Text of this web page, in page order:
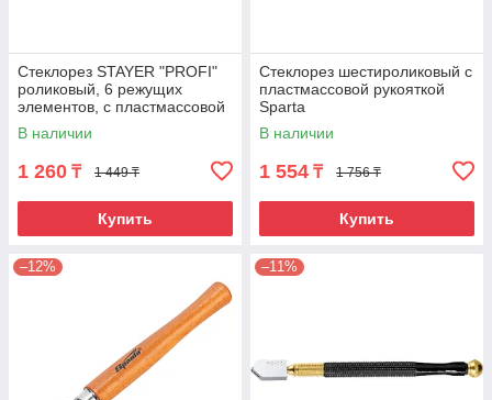
Стеклорез STAYER "PROFI"
роликовый, 6 режущих
элементов, с пластмассовой
ручкой
В наличии
1 260 ₸ 1 449 ₸
Купить
Стеклорез шестироликовый с
пластмассовой рукояткой
Sparta
В наличии
1 554 ₸ 1 756 ₸
Купить
–12% –11%